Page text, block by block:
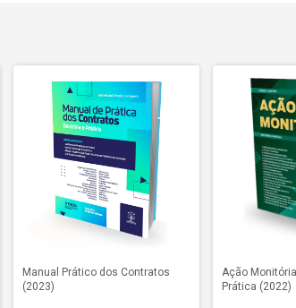
Manual Prático dos Contratos
(2023)
Ação
Prática (2022)